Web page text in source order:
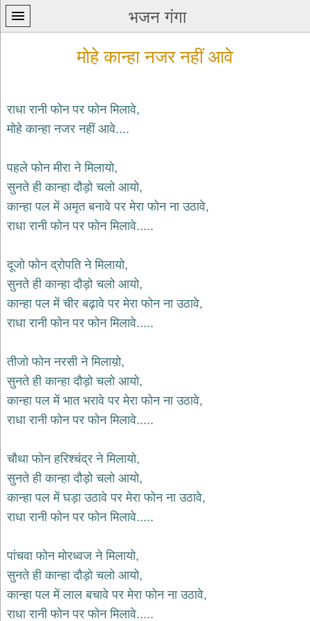
भजन गंगा
प्रथम
home
कृष्ण
भजन
krishna
bhajans
भजन
bhajans
हनुमान
भजन
साईं
भजन
bhajans
जैन
jain
bhajans
भजन
durga
bhajans
भजन
ganesh
bhajans
राम
मोहे कान्हा नजर नहीं आवे
राधा रानी फोन पर फोन मिलावे,
मोहे कान्हा नजर नहीं आवे....
पहले फोन मीरा ने मिलायो,
सुनते ही कान्हा दौड़ो चलो आयो,
कान्हा पल में अमृत बनावे पर मेरा फोन ना उठावे,
राधा रानी फोन पर फोन मिलावे.....
दूजो फोन द्रोपति ने मिलायो,
सुनते ही कान्हा दौड़ो चलो आयो,
कान्हा पल में चीर बढ़ावे पर मेरा फोन ना उठावे,
राधा रानी फोन पर फोन मिलावे.....
तीजो फोन नरसी ने मिलाय़ो,
सुनते ही कान्हा दौड़ो चलो आयो,
कान्हा पल में भात भरावे पर मेरा फोन ना उठावे,
राधा रानी फोन पर फोन मिलावे.....
चौथा फोन हरिश्चंद्र ने मिलायो,
सुनते ही कान्हा दौड़ो चलो आयो,
कान्हा पल में घड़ा उठावे पर मेरा फोन ना उठावे,
राधा रानी फोन पर फोन मिलावे.....
पांचवा फोन मोरध्वज ने मिलायो,
सुनते ही कान्हा दौड़ो चलो आयो,
कान्हा पल में लाल बचावे पर मेरा फोन ना उठावे,
राधा रानी फोन पर फोन मिलावे.....